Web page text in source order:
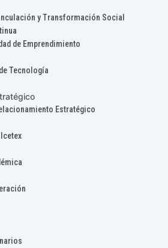
y Transformación Social
de Emprendimiento
Tecnología
Estratégico